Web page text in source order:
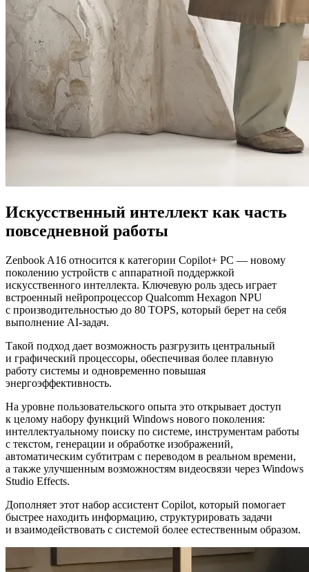
Искусственный интеллект как часть
повседневной работы
Zenbook A16 относится к категории Copilot+ PC — новому
поколению устройств с аппаратной поддержкой
искусственного интеллекта. Ключевую роль здесь играет
встроенный нейропроцессор Qualcomm Hexagon NPU
с производительностью до 80 TOPS, который берет на себя
выполнение AI-задач.
Такой подход дает возможность разгрузить центральный
и графический процессоры, обеспечивая более плавную
работу системы и одновременно повышая
энергоэффективность.
На уровне пользовательского опыта это открывает доступ
к целому набору функций Windows нового поколения:
интеллектуальному поиску по системе, инструментам работы
с текстом, генерации и обработке изображений,
автоматическим субтитрам с переводом в реальном времени,
а также улучшенным возможностям видеосвязи через Windows
Studio Effects.
Дополняет этот набор ассистент Copilot, который помогает
быстрее находить информацию, структурировать задачи
и взаимодействовать с системой более естественным образом.